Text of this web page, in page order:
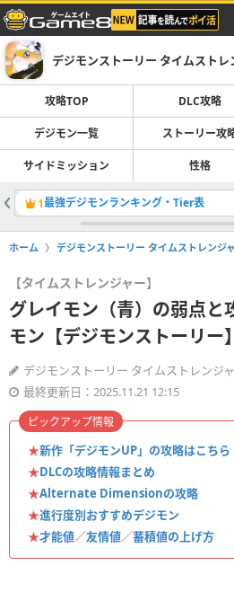
デジモンストーリー タイムストレ
攻略TOP DLC攻略
デジモン一覧 ストーリー攻
サイドミッション 性格
1最強デジモンランキング・Tier表
ホーム デジモンストーリー タイムストレンジ
【タイムストレンジャー】
グレイモン（青）の弱点と
モン【デジモンストーリー】
デジモンストーリー タイムストレンジ
最終更新日：2025.11.21 12:15
★新作「デジモンUP」の攻略はこちら
★DLCの攻略情報まとめ
★Alternate Dimensionの攻略
★進行度別おすすめデジモン
★才能値／友情値／蓄積値の上げ方
ピックアップ情報